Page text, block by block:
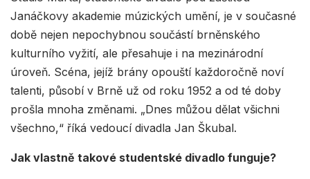
Janáčkovy akademie múzických umění, je v současné
době nejen nepochybnou součástí brněnského
kulturního vyžití, ale přesahuje i na mezinárodní
úroveň. Scéna, jejíž brány opouští každoročně noví
talenti, působí v Brně už od roku 1952 a od té doby
prošla mnoha změnami. „Dnes můžou dělat všichni
všechno,“ říká vedoucí divadla Jan Škubal.
Jak vlastně takové studentské divadlo funguje?